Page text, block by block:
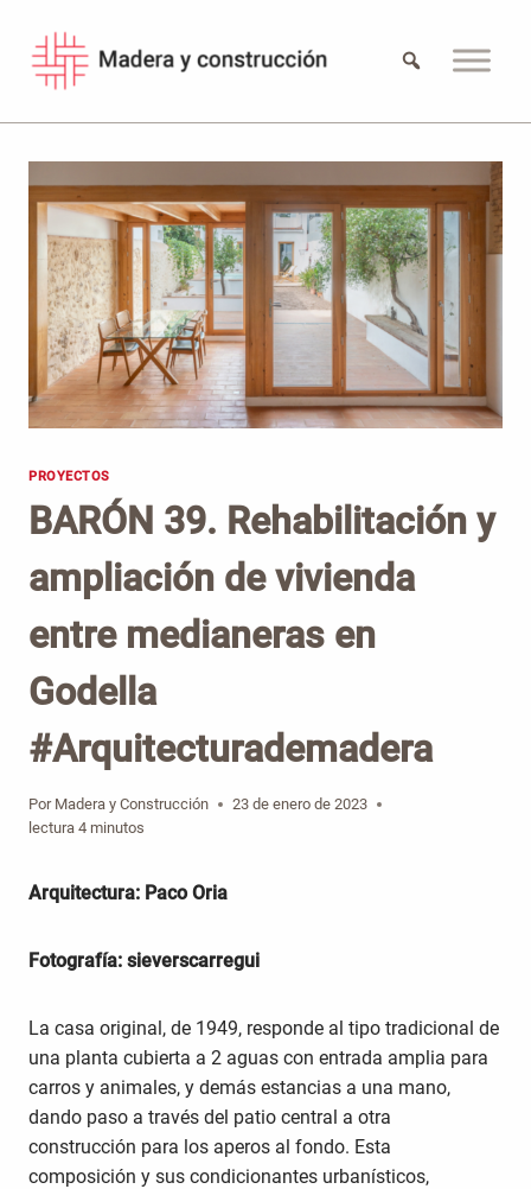
contenido
PROYECTOS
BARÓN 39. Rehabilitación y
ampliación de vivienda
entre medianeras en
Godella
#Arquitecturademadera
Por Madera y Construcción
23 de enero de 2023
lectura 4 minutos
Arquitectura: Paco Oria
Fotografía: sieverscarregui
La casa original, de 1949, responde al tipo tradicional de
una planta cubierta a 2 aguas con entrada amplia para
carros y animales, y demás estancias a una mano,
dando paso a través del patio central a otra
construcción para los aperos al fondo. Esta
composición y sus condicionantes urbanísticos,